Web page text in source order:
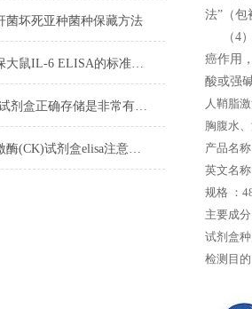
菌坏死亚种菌种保藏方法
如何确保大鼠IL-6 ELISA的标准曲线线性
RT-PCR试剂盒正确存储是非常有必要的
人肌酸激酶(CK)试剂盒elisa注意事项
法”（
（4）
癌作用
酸或强
人鞘脂
胸腹水
产品名
英文名
规格 ：
主要成
试剂盒
检测目